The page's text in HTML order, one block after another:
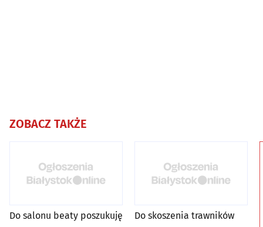
ZOBACZ TAKŻE
Do salonu beaty poszukuję Do skoszenia trawników